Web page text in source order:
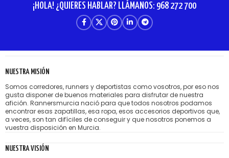
¡HOLA! ¿QUIERES HABLAR? LLÁMANOS: 968 272 700
NUESTRA MISIÓN
Somos corredores, runners y deportistas como vosotros, por eso nos
gusta disponer de buenos materiales para disfrutar de nuestra
afición. Rannersmurcia nació para que todos nosotros podamos
encontrar esas zapatillas, esa ropa, esos accesorios deportivos que,
a veces, son tan difíciles de conseguir y que nosotros ponemos a
vuestra disposición en Murcia.
NUESTRA VISIÓN